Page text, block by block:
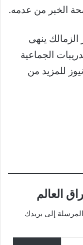
الخبر من عدمه.
ينهى
الجماعية
على قوقل نيوز للمزيد من
العالم
إلى بريدك